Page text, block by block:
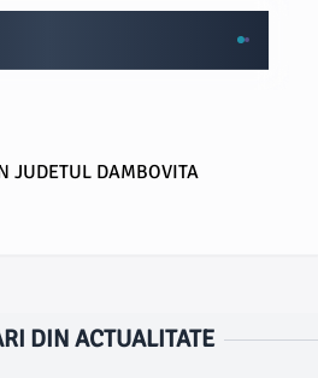
JUDETUL DAMBOVITA
DIN ACTUALITATE